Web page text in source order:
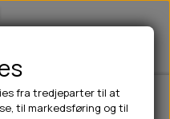
fra tredjeparter til at
til markedsføring og til